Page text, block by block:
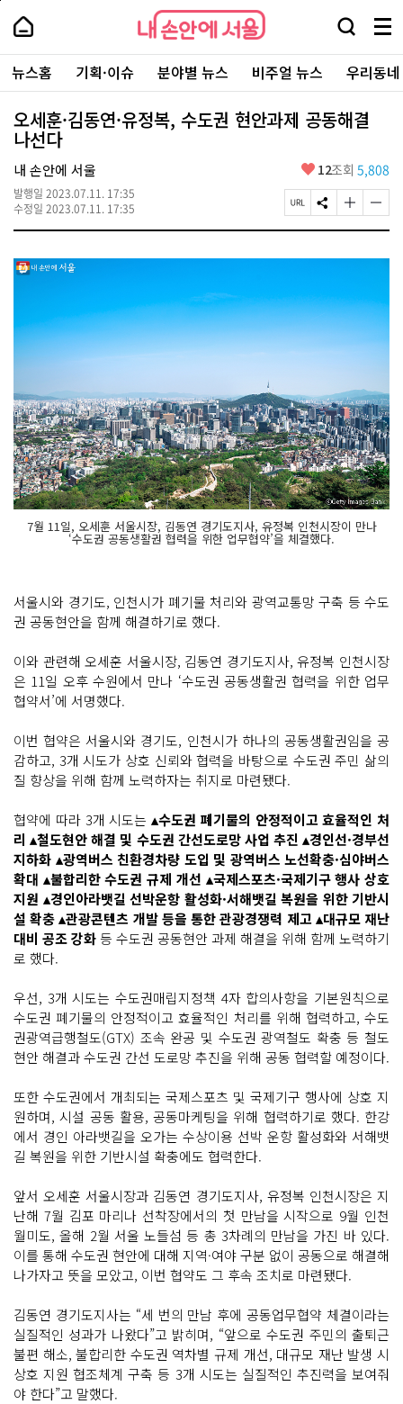
본
로
가
내
손
안
에
서
울
-
서
울
시
대
표
소
통
포
내
손
에
울
검
창
열
기
메
뉴
전
체
보
주
요
서
뉴스홈 기획·이슈 분야별 뉴스 비주얼 뉴스 우리동
오세훈·김동연·유정복, 수도권 현안과제 공동해결
나선다
내 손안에 서울
발행일 2023.07.11. 17:35
수정일 2023.07.11. 17:35
좋
요
12조회 5,808
페
이
U
복
사
S
N
공
기
글
자
기
변
경
하
기
글
자
기
변
경
하
기
7월 11일, 오세훈 서울시장, 김동연 경기도지사, 유정복 인천시장이 만나
‘수도권 공동생활권 협력을 위한 업무협약’을 체결했다.
서울시와 경기도, 인천시가 폐기물 처리와 광역교통망 구축 등 수도
권 공동현안을 함께 해결하기로 했다.
이와 관련해 오세훈 서울시장, 김동연 경기도지사, 유정복 인천시장
은 11일 오후 수원에서 만나 ‘수도권 공동생활권 협력을 위한 업무
협약서’에 서명했다.
이번 협약은 서울시와 경기도, 인천시가 하나의 공동생활권임을 공
감하고, 3개 시도가 상호 신뢰와 협력을 바탕으로 수도권 주민 삶의
질 향상을 위해 함께 노력하자는 취지로 마련됐다.
협약에 따라 3개 시도는 ▴수도권 폐기물의 안정적이고 효율적인 처
리 ▴철도현안 해결 및 수도권 간선도로망 사업 추진 ▴경인선·경부선
지하화 ▴광역버스 친환경차량 도입 및 광역버스 노선확충·심야버스
확대 ▴불합리한 수도권 규제 개선 ▴국제스포츠·국제기구 행사 상호
지원 ▴경인아라뱃길 선박운항 활성화·서해뱃길 복원을 위한 기반시
설 확충 ▴관광콘텐츠 개발 등을 통한 관광경쟁력 제고 ▴대규모 재난
대비 공조 강화 등 수도권 공동현안 과제 해결을 위해 함께 노력하기
로 했다.
우선, 3개 시도는 수도권매립지정책 4자 합의사항을 기본원칙으로
수도권 폐기물의 안정적이고 효율적인 처리를 위해 협력하고, 수도
권광역급행철도(GTX) 조속 완공 및 수도권 광역철도 확충 등 철도
현안 해결과 수도권 간선 도로망 추진을 위해 공동 협력할 예정이다.
또한 수도권에서 개최되는 국제스포츠 및 국제기구 행사에 상호 지
원하며, 시설 공동 활용, 공동마케팅을 위해 협력하기로 했다. 한강
에서 경인 아라뱃길을 오가는 수상이용 선박 운항 활성화와 서해뱃
길 복원을 위한 기반시설 확충에도 협력한다.
앞서 오세훈 서울시장과 김동연 경기도지사, 유정복 인천시장은 지
난해 7월 김포 마리나 선착장에서의 첫 만남을 시작으로 9월 인천
월미도, 올해 2월 서울 노들섬 등 총 3차례의 만남을 가진 바 있다.
이를 통해 수도권 현안에 대해 지역·여야 구분 없이 공동으로 해결해
나가자고 뜻을 모았고, 이번 협약도 그 후속 조치로 마련됐다.
김동연 경기도지사는 “세 번의 만남 후에 공동업무협약 체결이라는
실질적인 성과가 나왔다”고 밝히며, “앞으로 수도권 주민의 출퇴근
불편 해소, 불합리한 수도권 역차별 규제 개선, 대규모 재난 발생 시
상호 지원 협조체계 구축 등 3개 시도는 실질적인 추진력을 보여줘
야 한다”고 말했다.
페
상
단
로